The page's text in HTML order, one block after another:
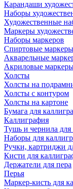
Карандаши
Наборы
Художественные
Маркеры
Наборы маркеров
Спиртовые маркеры
Акварельные
Акриловые
Холсты
Холсты на
Холсты с контуром
Холсты на картоне
Бумага для
Каллиграфия
Тушь и чернила для
Наборы для
Ручки, картриджи
Кисти для
Держатели для пера
Перья
Маркер-кисть для